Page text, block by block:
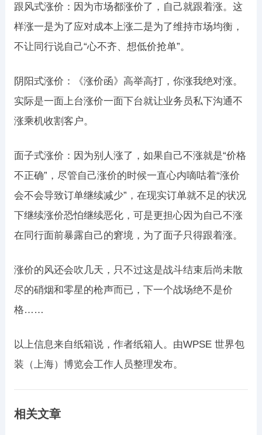
跟风式涨价：因为市场都涨价了，自己就跟着涨。这
样涨一是为了应对成本上涨二是为了维持市场均衡，
不让同行说自己“心不齐、想低价抢单”。
阴阳式涨价：《涨价函》高举高打，你涨我绝对涨。
实际是一面上台涨价一面下台就让业务员私下沟通不
涨乘机收割客户。
面子式涨价：因为别人涨了，如果自己不涨就是“价格
不正确”，尽管自己涨价的时候一直心内嘀咕着“涨价
会不会导致订单继续减少”，在现实订单就不足的状况
下继续涨价恐怕继续恶化，可是更担心因为自己不涨
在同行面前暴露自己的窘境，为了面子只得跟着涨。
涨价的风还会吹几天，只不过这是战斗结束后尚未散
尽的硝烟和零星的枪声而已，下一个战场绝不是价
格……
以上信息来自纸箱说，作者纸箱人。由WPSE 世界包
装（上海）博览会工作人员整理发布。
相关文章